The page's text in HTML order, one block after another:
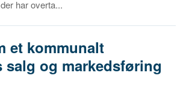
har overta...
et kommunalt
og markedsføring